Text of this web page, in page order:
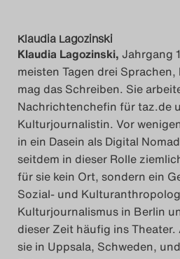
Klaudia Lagozinski
Klaudia Lagozinski, Jahrgang
meisten Tagen drei
mag das Schreiben. Sie
Nachrichtenchefin für taz.de
Kulturjournalistin. Vor
in ein Dasein als Digital
seitdem in dieser Rolle
für sie kein Ort, sondern ein
Sozial- und
Kulturjournalismus in Berlin
dieser Zeit häufig ins
sie in Uppsala, Schweden,